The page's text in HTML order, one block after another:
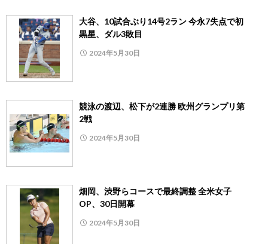
大谷、10試合ぶり14号2ラン 今永7失点で初
黒星、ダル3敗目
2024年5月30日
競泳の渡辺、松下が2連勝 欧州グランプリ第
2戦
2024年5月30日
畑岡、渋野らコースで最終調整 全米女子
OP、30日開幕
2024年5月30日